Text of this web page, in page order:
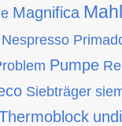
Magnifica
Nespresso
Pumpe
Siebträger